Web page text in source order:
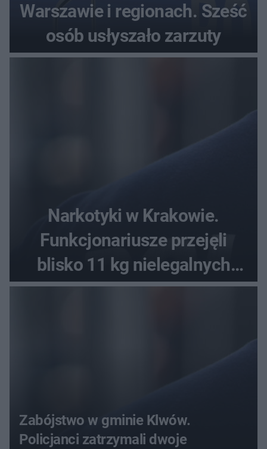
Warszawie i regionach. Sześć
osób usłyszało zarzuty
Narkotyki w Krakowie.
Funkcjonariusze przejęli
blisko 11 kg nielegalnych
substancji
Zabójstwo w gminie Klwów.
Policjanci zatrzymali dwoje